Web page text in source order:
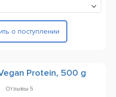
о поступлении
Protein, 500 g
Отзывы 5